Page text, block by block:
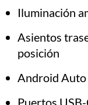
Iluminación
Asientos
posición
Android Auto